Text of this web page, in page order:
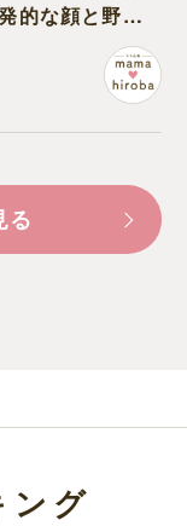
的な顔と野太
る
ング